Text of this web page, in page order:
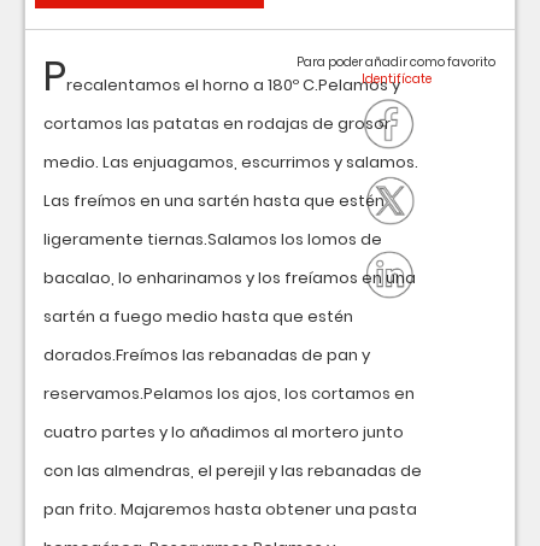
Precalentamos el horno a 180º C.Pelamos y
cortamos las patatas en rodajas de grosor
medio. Las enjuagamos, escurrimos y salamos.
Las freímos en una sartén hasta que estén
ligeramente tiernas.Salamos los lomos de
bacalao, lo enharinamos y los freíamos en una
sartén a fuego medio hasta que estén
dorados.Freímos las rebanadas de pan y
reservamos.Pelamos los ajos, los cortamos en
cuatro partes y lo añadimos al mortero junto
con las almendras, el perejil y las rebanadas de
pan frito. Majaremos hasta obtener una pasta
Para poder añadir como favorito